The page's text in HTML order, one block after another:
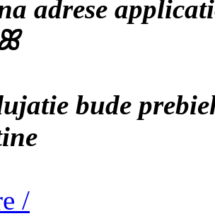
adrese
bude
/